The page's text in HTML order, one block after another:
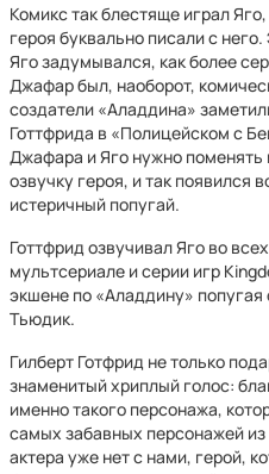
Комикс так блестяще играл
героя буквально писали с
Яго задумывался, как более
Джафар был, наоборот,
создатели «Аладдина»
Готтфрида в «Полицейском с
Джафара и Яго нужно поменять
озвучку героя, и так появился
истеричный попугай.
Готтфрид озвучивал Яго во
мультсериале и серии игр
экшене по «Аладдину»
Тьюдик.
Гилберт Готфрид не только
знаменитый хриплый голос:
именно такого персонажа,
самых забавных персонажей
актера уже нет с нами, герой,